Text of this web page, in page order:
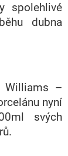
spolehlivé
dubna
Williams –
nyní
svých